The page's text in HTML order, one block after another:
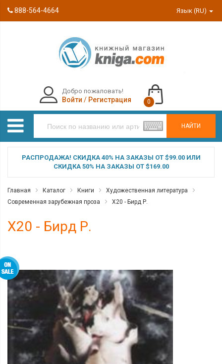
888-564-4664 Язык (RU)
НАЙТИ
Добро пожаловать!
Войти / Регистрация 0
РАСПРОДАЖА! СКИДКА 40% НА ЗАКАЗЫ ОТ $99.00 ИЛИ
СКИДКА 50% НА ЗАКАЗЫ ОТ $169.00
Главная Каталог Книги
Художественная литература
Современная зарубежная проза
Х20 - Бирд Р.
Х20 - Бирд Р.